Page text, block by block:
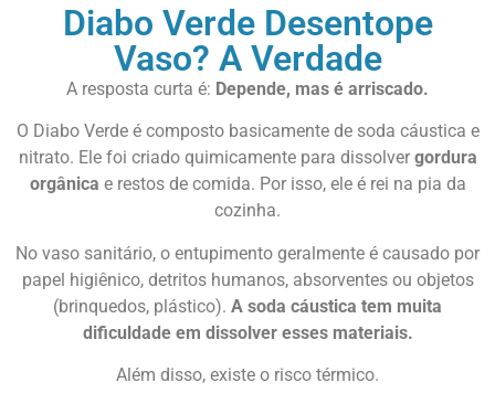
Diabo Verde Desentope
Vaso? A Verdade
A resposta curta é: Depende, mas é arriscado.
O Diabo Verde é composto basicamente de soda cáustica e
nitrato. Ele foi criado quimicamente para dissolver gordura
orgânica e restos de comida. Por isso, ele é rei na pia da
cozinha.
No vaso sanitário, o entupimento geralmente é causado por
papel higiênico, detritos humanos, absorventes ou objetos
(brinquedos, plástico). A soda cáustica tem muita
dificuldade em dissolver esses materiais.
Além disso, existe o risco térmico.